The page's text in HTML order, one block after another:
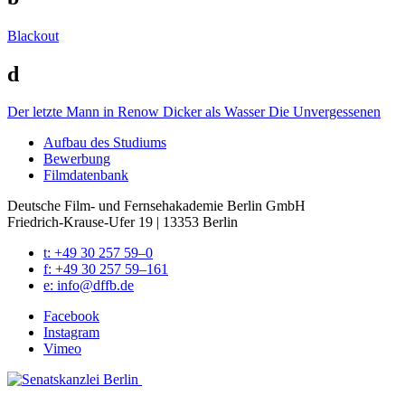
Blackout
d
Der letzte Mann in Renow Dicker als Wasser Die Unvergessenen
Auf­bau des Stu­di­ums
Bewer­bung
Film­da­ten­bank
Deutsche Film- und Fernseh­akademie Berlin GmbH
Friedrich-Krause-Ufer 19 | 13353 Berlin
t: +49 30 257 59–0
f: +49 30 257 59–161
e: info@​dffb.​de
Face­book
Insta­gram
Vimeo